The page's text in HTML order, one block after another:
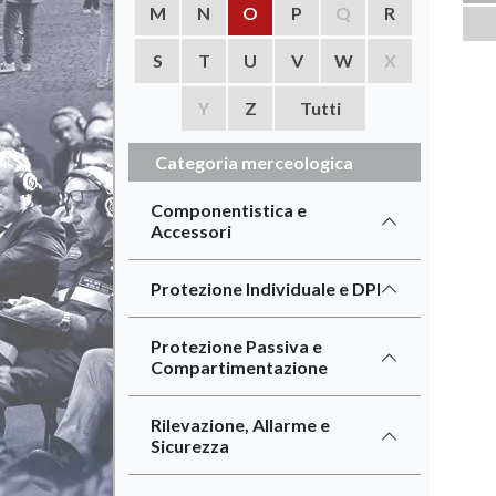
M N O P Q R
S T U V W X
Y Z Tutti
Categoria merceologica
Componentistica e
Accessori
Protezione Individuale e DPI
Protezione Passiva e
Compartimentazione
Rilevazione, Allarme e
Sicurezza